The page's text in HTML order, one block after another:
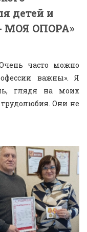
детей и
МОЯ ОПОРА»
часто можно
важны». Я
глядя на моих
Они не